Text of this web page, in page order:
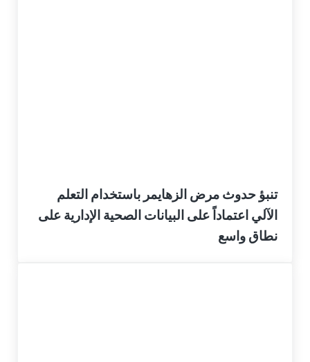
تنبؤ حدوث مرض الزهايمر باستخدام التعلم
الآلي اعتماداً على البيانات الصحية الإدارية على
نطاق واسع